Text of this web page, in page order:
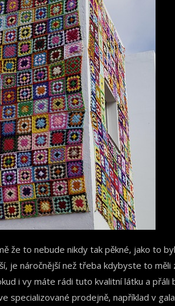
že to nebude nikdy tak pěkné, jako to
je náročnější než třeba kdybyste to měli
i vy máte rádi tuto kvalitní látku a přáli
specializované prodejně, například v